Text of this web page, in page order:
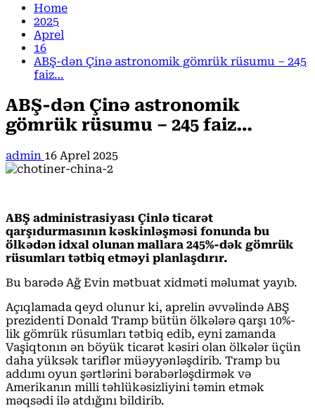
Home
2025
Aprel
16
ABŞ-dən Çinə astronomik gömrük rüsumu – 245
faiz…
ABŞ-dən Çinə astronomik
gömrük rüsumu – 245 faiz…
admin 16 Aprel 2025
ABŞ administrasiyası Çinlə ticarət
qarşıdurmasının kəskinləşməsi fonunda bu
ölkədən idxal olunan mallara 245%-dək gömrük
rüsumları tətbiq etməyi planlaşdırır.
Bu barədə Ağ Evin mətbuat xidməti məlumat yayıb.
Açıqlamada qeyd olunur ki, aprelin əvvəlində ABŞ
prezidenti Donald Tramp bütün ölkələrə qarşı 10%-
lik gömrük rüsumları tətbiq edib, eyni zamanda
Vaşiqtonın ən böyük ticarət kəsiri olan ölkələr üçün
daha yüksək tariflər müəyyənləşdirib. Tramp bu
addımı oyun şərtlərini bərabərləşdirmək və
Amerikanın milli təhlükəsizliyini təmin etmək
məqsədi ilə atdığını bildirib.